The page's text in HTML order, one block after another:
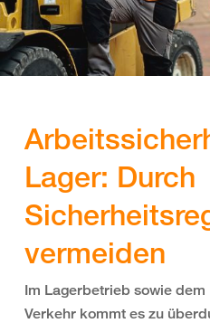
Lager: Durch
vermeiden
Im Lagerbetrieb sowie
Verkehr kommt es zu